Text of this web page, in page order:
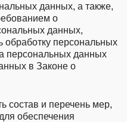
данных, а также,
о
данных,
персональных
персональных данных
в Законе о
состав и перечень мер,
обеспечения